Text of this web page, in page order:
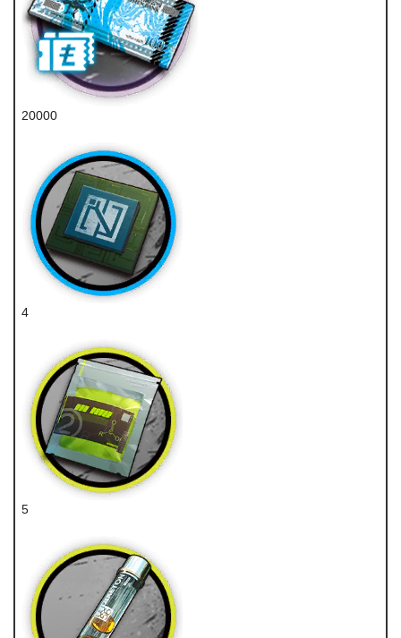
20000
4
5